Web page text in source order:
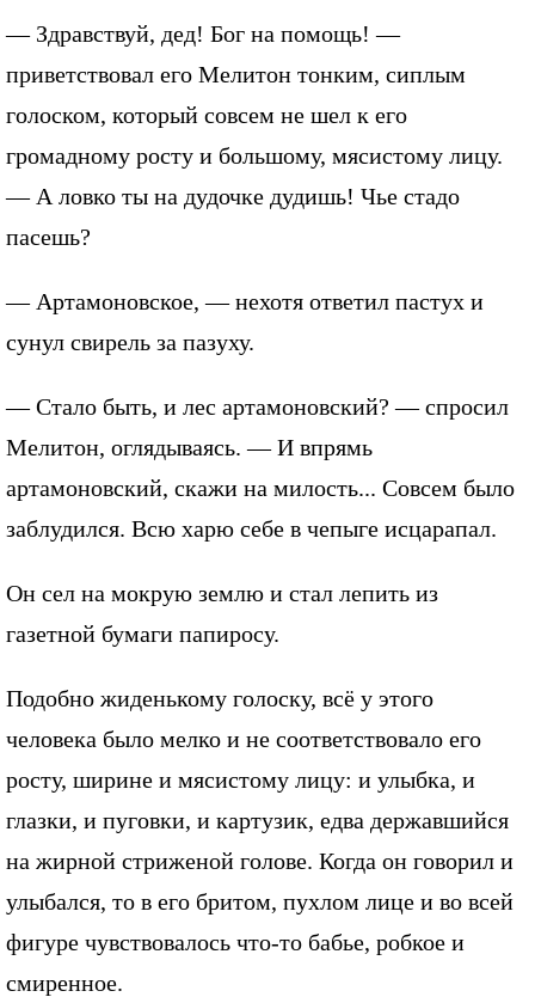
— Здравствуй, дед! Бог на помощь! —
приветствовал его Мелитон тонким, сиплым
голоском, который совсем не шел к его
громадному росту и большому, мясистому лицу.
— А ловко ты на дудочке дудишь! Чье стадо
пасешь?
— Артамоновское, — нехотя ответил пастух и
сунул свирель за пазуху.
— Стало быть, и лес артамоновский? — спросил
Мелитон, оглядываясь. — И впрямь
артамоновский, скажи на милость... Совсем было
заблудился. Всю харю себе в чепыге исцарапал.
Он сел на мокрую землю и стал лепить из
газетной бумаги папиросу.
Подобно жиденькому голоску, всё у этого
человека было мелко и не соответствовало его
росту, ширине и мясистому лицу: и улыбка, и
глазки, и пуговки, и картузик, едва державшийся
на жирной стриженой голове. Когда он говорил и
улыбался, то в его бритом, пухлом лице и во всей
фигуре чувствовалось что-то бабье, робкое и
смиренное.